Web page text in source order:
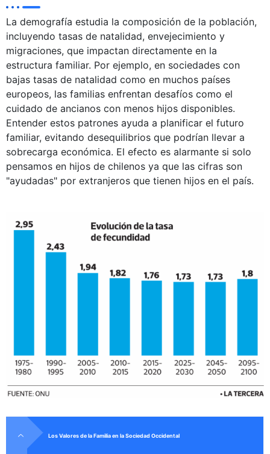
La demografía estudia la composición de la población,
incluyendo tasas de natalidad, envejecimiento y
migraciones, que impactan directamente en la
estructura familiar. Por ejemplo, en sociedades con
bajas tasas de natalidad como en muchos países
europeos, las familias enfrentan desafíos como el
cuidado de ancianos con menos hijos disponibles.
Entender estos patrones ayuda a planificar el futuro
familiar, evitando desequilibrios que podrían llevar a
sobrecarga económica. El efecto es alarmante si solo
pensamos en hijos de chilenos ya que las cifras son
"ayudadas" por extranjeros que tienen hijos en el país.
Los Valores de la Familia en la Sociedad Occidental